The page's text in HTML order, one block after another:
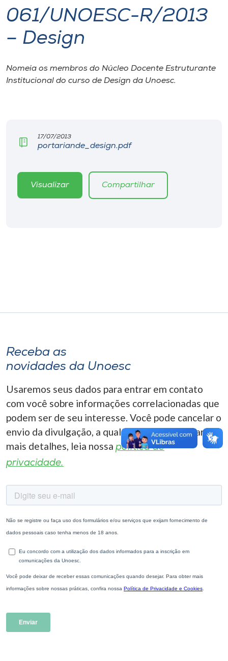
I.nova
Cultura
Biblioteca
Editora
A-
061/UNOESC-R/2013
– Design
Nomeia os membros do Núcleo Docente Estruturante
Institucional do curso de Design da Unoesc.
17/07/2013
portariande_design.pdf
Visualizar Compartilhar
Receba as
novidades da Unoesc
Usaremos seus dados para entrar em contato
com você sobre informações correlacionadas que
podem ser de seu interesse. Você pode cancelar o
envio da divulgação, a qualquer momento. Para
mais detalhes, leia nossa política de
privacidade.